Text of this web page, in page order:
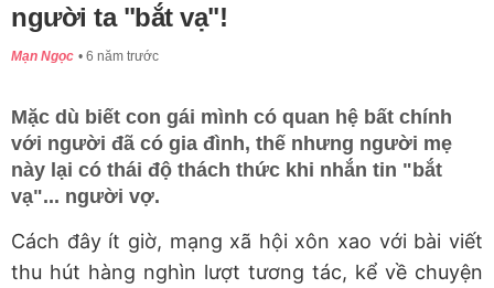
người ta "bắt vạ"!
Mạn Ngọc 6 năm trước
Mặc dù biết con gái mình có quan hệ bất chính
với người đã có gia đình, thế nhưng người mẹ
này lại có thái độ thách thức khi nhắn tin "bắt
vạ"... người vợ.
Cách đây ít giờ, mạng xã hội xôn xao với bài viết
thu hút hàng nghìn lượt tương tác, kể về chuyện